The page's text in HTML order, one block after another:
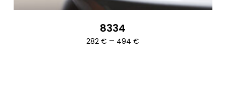
8334
282€ – 494€